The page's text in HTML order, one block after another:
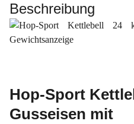
Beschreibung
Hop-Sport
Gusseisen mit